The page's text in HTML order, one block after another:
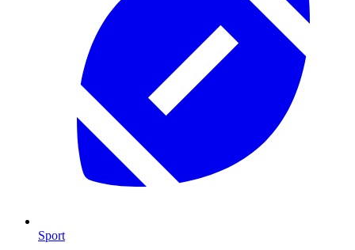
Sport